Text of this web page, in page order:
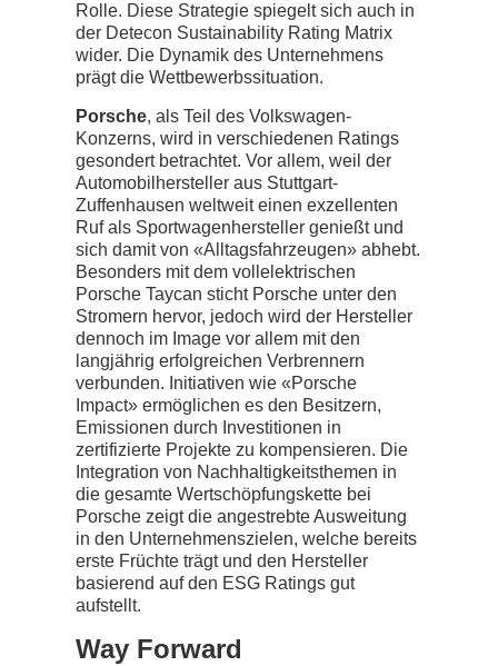
Rolle. Diese Strategie spiegelt sich auch in
der Detecon Sustainability Rating Matrix
wider. Die Dynamik des Unternehmens
prägt die Wettbewerbssituation.
Porsche, als Teil des Volkswagen-
Konzerns, wird in verschiedenen Ratings
gesondert betrachtet. Vor allem, weil der
Automobilhersteller aus Stuttgart-
Zuffenhausen weltweit einen exzellenten
Ruf als Sportwagenhersteller genießt und
sich damit von «Alltagsfahrzeugen» abhebt.
Besonders mit dem vollelektrischen
Porsche Taycan sticht Porsche unter den
Stromern hervor, jedoch wird der Hersteller
dennoch im Image vor allem mit den
langjährig erfolgreichen Verbrennern
verbunden. Initiativen wie «Porsche
Impact» ermöglichen es den Besitzern,
Emissionen durch Investitionen in
zertifizierte Projekte zu kompensieren. Die
Integration von Nachhaltigkeitsthemen in
die gesamte Wertschöpfungskette bei
Porsche zeigt die angestrebte Ausweitung
in den Unternehmenszielen, welche bereits
erste Früchte trägt und den Hersteller
basierend auf den ESG Ratings gut
aufstellt.
Way Forward